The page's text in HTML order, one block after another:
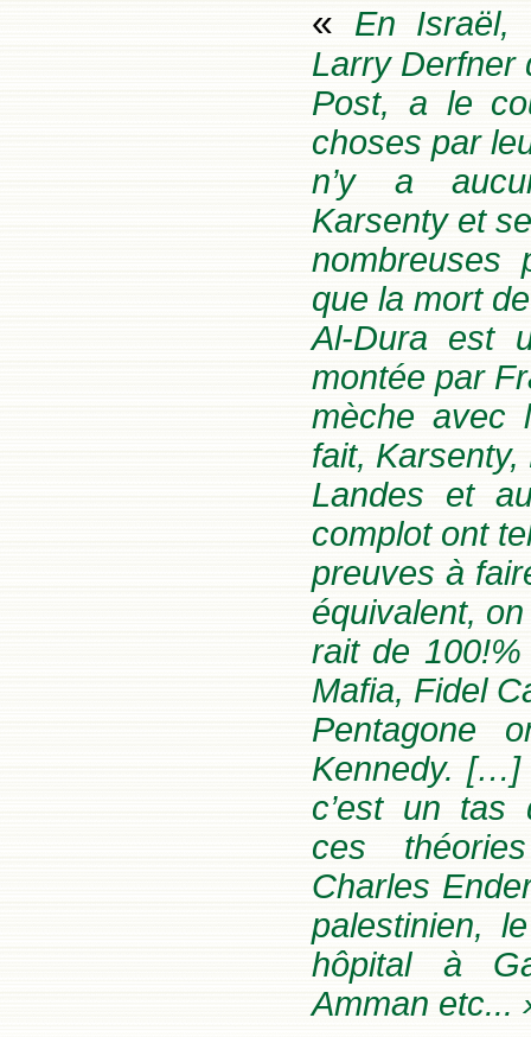
« En Israël,
Larry Derfner
Post, a le
choses par
n’y a
Karsenty et
nombreuses
que la mort
Al-Dura est
montée par
mèche avec
fait, Karsenty,
Landes et
complot ont
preuves à
équivalent,
rait de
Mafia, Fidel
Pentagone
Kennedy. […]
c’est un
ces
Charles
palestinien,
hôpital à
Amman etc...